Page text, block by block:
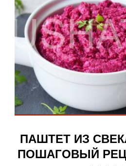
ПАШТЕТ ИЗ
ПОШАГОВЫЙ